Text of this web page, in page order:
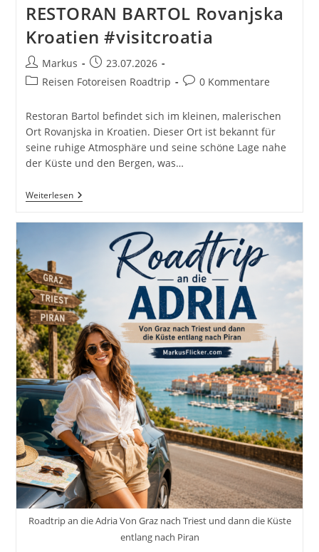
RESTORAN BARTOL Rovanjska
Kroatien #visitcroatia
Beitrags-
Autor:
Markus
Beitrag
veröffentlicht:
23.07.2026
Beitrags-
Reisen Fotoreisen Roadtrip
Beitrags-
0 Kommentare
Restoran Bartol befindet sich im kleinen, malerischen
Ort Rovanjska in Kroatien. Dieser Ort ist bekannt für
seine ruhige Atmosphäre und seine schöne Lage nahe
der Küste und den Bergen, was…
WeiterlesenRESTORAN
BARTOL
#visitcroatia
Roadtrip an die Adria Von Graz nach Triest und dann die Küste
entlang nach Piran